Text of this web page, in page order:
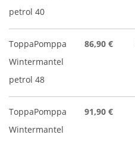
petrol 40
ToppaPomppa
Wintermantel
petrol 48
86,90 €
ToppaPomppa
Wintermantel
91,90 €